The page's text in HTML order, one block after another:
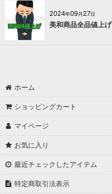
2024年09月 27日
美和商品全品値上げ
ホーム
ショッピングカート
マイページ
お気に入り
最近チェックしたアイテム
特定商取引法表示